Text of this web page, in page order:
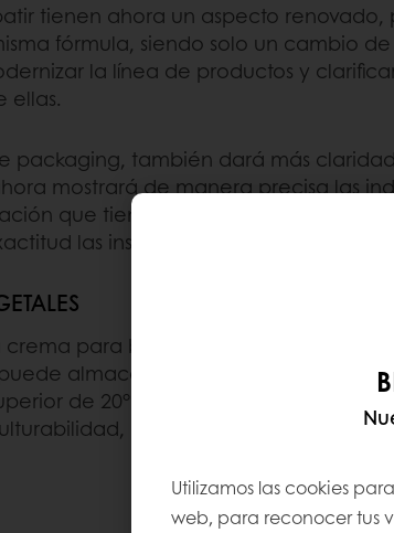
tienen ahora un aspecto renovado,
fórmula, siendo solo un cambio
la línea de productos y
ellas.
packaging, también dará más
mostrará de manera precisa las
que tiene cada una de las cremas,
las instrucciones de uso y
para batir de Puratos respecto a
almacenar a temperatura
de 20°), tiene una mejor
estabilidad y textura suave
Utilizamos las cookies
web, para reconocer tus